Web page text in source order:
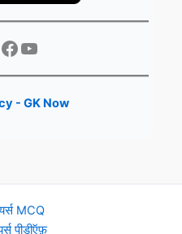
Facebook YouTube
- GK Now
MCQ
पीडीऍफ़